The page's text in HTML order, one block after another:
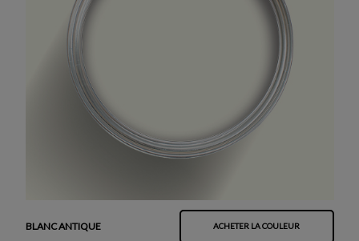
BLANC ANTIQUE ACHETER LA COULEUR